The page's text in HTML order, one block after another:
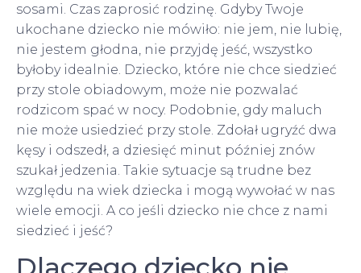
sosami. Czas zaprosić rodzinę. Gdyby Twoje
ukochane dziecko nie mówiło: nie jem, nie lubię,
nie jestem głodna, nie przyjdę jeść, wszystko
byłoby idealnie. Dziecko, które nie chce siedzieć
przy stole obiadowym, może nie pozwalać
rodzicom spać w nocy. Podobnie, gdy maluch
nie może usiedzieć przy stole. Zdołał ugryźć dwa
kęsy i odszedł, a dziesięć minut później znów
szukał jedzenia. Takie sytuacje są trudne bez
względu na wiek dziecka i mogą wywołać w nas
wiele emocji. A co jeśli dziecko nie chce z nami
siedzieć i jeść?